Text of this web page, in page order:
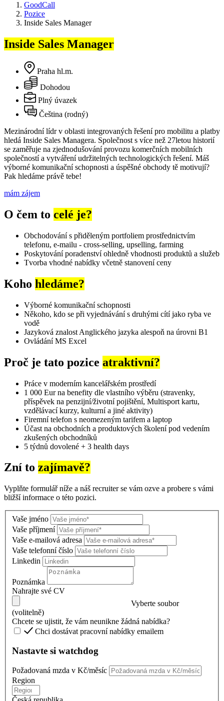
GoodCall
Pozice
Inside Sales Manager
Inside Sales Manager
Praha hl.m.
Dohodou
Plný úvazek
Čeština (rodný)
Mezinárodní lídr v oblasti integrovaných řešení pro mobilitu a platby
hledá Inside Sales Managera. Společnost s více než 27letou historií
se zaměřuje na zjednodušování provozu komerčních mobilních
společností a vytváření udržitelných technologických řešení. Máš
výborné komunikační schopnosti a úspěšné obchody tě motivují?
Pak hledáme právě tebe!
mám zájem
O čem to celé je?
Obchodování s přiděleným portfoliem prostřednictvím
telefonu, e-mailu - cross-selling, upselling, farming
Poskytování poradenství ohledně vhodnosti produktů a služeb
Tvorba vhodné nabídky včetně stanovení ceny
Koho hledáme?
Výborné komunikační schopnosti
Někoho, kdo se při vyjednávání s druhými cítí jako ryba ve
vodě
Jazyková znalost Anglického jazyka alespoň na úrovni B1
Ovládání MS Excel
Proč je tato pozice atraktivní?
Práce v moderním kancelářském prostředí
1 000 Eur na benefity dle vlastního výběru (stravenky,
příspěvek na penzijní/životní pojištění, Multisport kartu,
vzdělávací kurzy, kulturní a jiné aktivity)
Firemní telefon s neomezeným tarifem a laptop
Účast na obchodních a produktových školení pod vedením
zkušených obchodníků
5 týdnů dovolené + 3 health days
Zní to zajímavě?
Vyplňte formulář níže a náš recruiter se vám ozve a probere s vámi
bližší informace o této pozici.
Vaše jméno
Vaše příjmení
Vaše e-mailová adresa
Vaše telefonní číslo
Linkedin
Poznámka
Nahrajte své CV
Vyberte soubor
(volitelně)
Chcete se ujistit, že vám neunikne žádná nabídka?
Chci dostávat pracovní nabídky emailem
Nastavte si watchdog
Požadovaná mzda v Kč/měsíc
Region